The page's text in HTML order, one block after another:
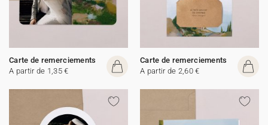
Carte de remerciements
A partir de 1,35 €
Carte de remerciements
A partir de 2,60 €